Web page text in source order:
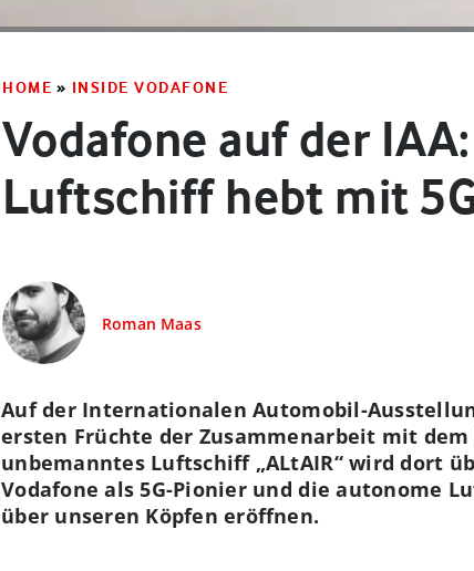
HOME » INSIDE VODAFONE
Vodafone auf der
Luftschiff hebt mit
Roman Maas
Auf der Internationalen Automobil-
ersten Früchte der Zusammenarbeit mit
unbemanntes Luftschiff „ALtAIR“ wird dort
Vodafone als 5G-Pionier und die autonome
über unseren Köpfen eröffnen.